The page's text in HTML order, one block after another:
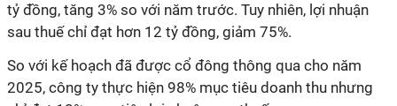
tỷ đồng, tăng 3% so với năm trước. Tuy nhiên, lợi nhuận
sau thuế chỉ đạt hơn 12 tỷ đồng, giảm 75%.
So với kế hoạch đã được cổ đông thông qua cho năm
2025, công ty thực hiện 98% mục tiêu doanh thu nhưng